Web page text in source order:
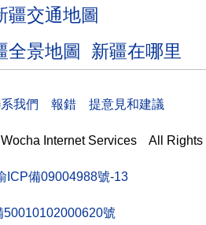
疆交通地圖
全景地圖 新疆在哪里
我們 報錯 提意見和建議
Internet Services All Rights
ICP備09004988號-13
50010102000620號